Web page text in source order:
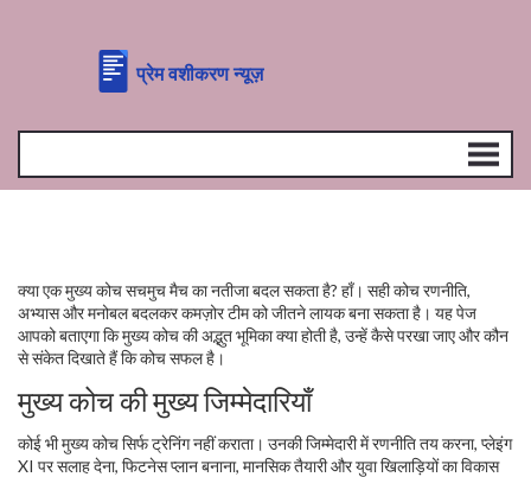
क्या एक मुख्य कोच सचमुच मैच का नतीजा बदल सकता है? हाँ। सही कोच रणनीति,
अभ्यास और मनोबल बदलकर कमज़ोर टीम को जीतने लायक बना सकता है। यह पेज
आपको बताएगा कि मुख्य कोच की अद्भुत भूमिका क्या होती है, उन्हें कैसे परखा जाए और कौन
से संकेत दिखाते हैं कि कोच सफल है।
मुख्य कोच की मुख्य जिम्मेदारियाँ
कोई भी मुख्य कोच सिर्फ ट्रेनिंग नहीं कराता। उनकी जिम्मेदारी में रणनीति तय करना, प्लेइंग
XI पर सलाह देना, फिटनेस प्लान बनाना, मानसिक तैयारी और युवा खिलाड़ियों का विकास